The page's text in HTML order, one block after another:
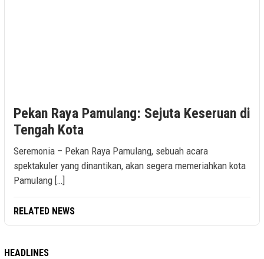
Pekan Raya Pamulang: Sejuta Keseruan di
Tengah Kota
Seremonia – Pekan Raya Pamulang, sebuah acara
spektakuler yang dinantikan, akan segera memeriahkan kota
Pamulang […]
RELATED NEWS
HEADLINES